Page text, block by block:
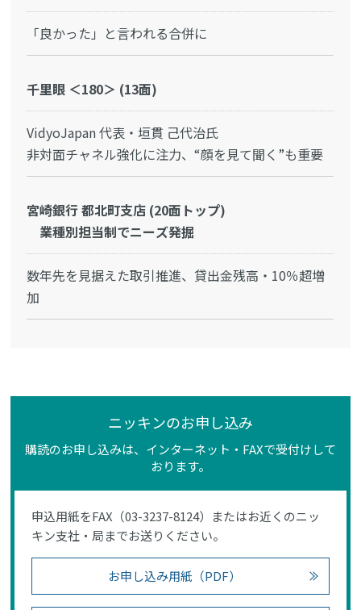
「良かった」と言われる合併に
千里眼 ＜180＞ (13面)
VidyoJapan 代表・垣貫 己代治氏
非対面チャネル強化に注力、“顔を見て聞く”も重要
宮崎銀行 都北町支店 (20面トップ)
業種別担当制でニーズ発掘
数年先を見据えた取引推進、貸出金残高・10％超増
加
ニッキンのお申し込み
購読のお申し込みは、インターネット・FAXで受付けして
おります。
申込用紙をFAX（03-3237-8124）またはお近くのニッ
キン支社・局までお送りください。
お申し込み用紙（PDF）